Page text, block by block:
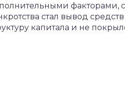
факторами,
стал вывод
капитала и не